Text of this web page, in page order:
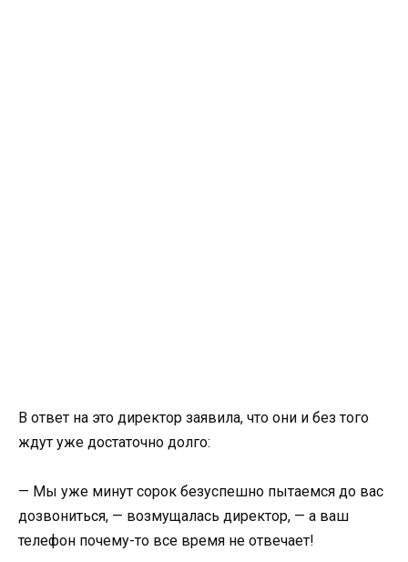
В ответ на это директор заявила, что они и без того
ждут уже достаточно долго:
— Мы уже минут сорок безуспешно пытаемся до вас
дозвониться, — возмущалась директор, — а ваш
телефон почему-то все время не отвечает!